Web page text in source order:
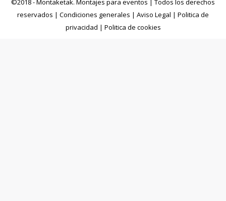
reservados | Condiciones generales | Aviso Legal | Politica de
privacidad | Politica de cookies